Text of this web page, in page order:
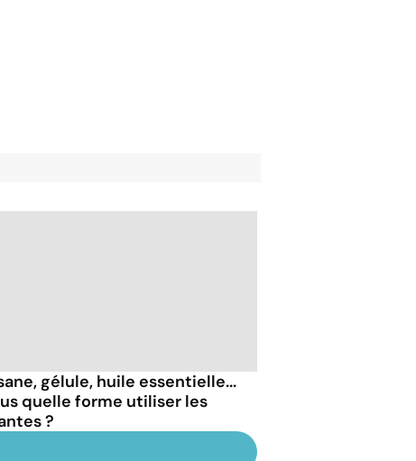
gélule, huile essentielle...
quelle forme utiliser les
?